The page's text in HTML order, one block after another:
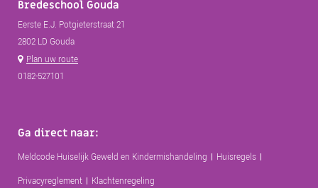
Bredeschool Gouda
Eerste E.J. Potgieterstraat 21
2802 LD Gouda
Plan uw route
0182-527101
Ga direct naar:
Meldcode Huiselijk Geweld en Kindermishandeling
Huisregels
Privacyreglement
Klachtenregeling